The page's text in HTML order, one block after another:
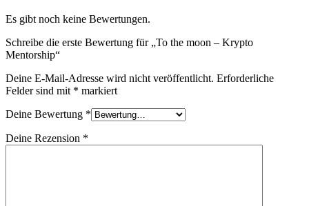
Es gibt noch keine Bewertungen.
Schreibe die erste Bewertung für „To the moon – Krypto
Mentorship“
Deine E-Mail-Adresse wird nicht veröffentlicht. Erforderliche
Felder sind mit * markiert
Deine Bewertung *
Deine Rezension *